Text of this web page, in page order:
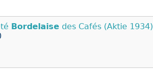
Bordelaise des Cafés (Aktie 1934)